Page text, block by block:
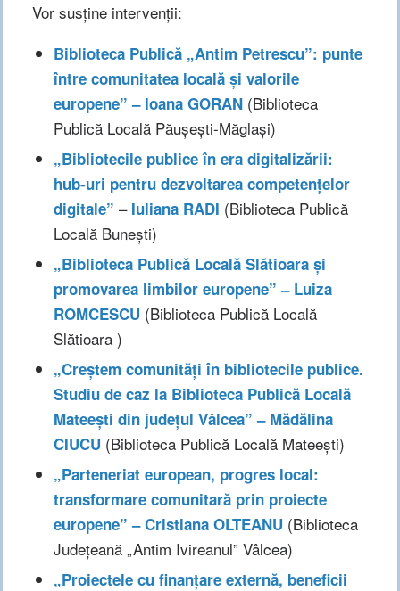
Vor susține intervenții:
Biblioteca Publică „Antim Petrescu”: punte
între comunitatea locală și valorile
europene” – Ioana GORAN (Biblioteca
Publică Locală Păușești-Măglași)
„Bibliotecile publice în era digitalizării:
hub-uri pentru dezvoltarea competențelor
digitale” – Iuliana RADI (Biblioteca Publică
Locală Bunești)
„Biblioteca Publică Locală Slătioara și
promovarea limbilor europene” – Luiza
ROMCESCU (Biblioteca Publică Locală
Slătioara )
„Creștem comunități în bibliotecile publice.
Studiu de caz la Biblioteca Publică Locală
Mateești din județul Vâlcea” – Mădălina
CIUCU (Biblioteca Publică Locală Mateești)
„Parteneriat european, progres local:
transformare comunitară prin proiecte
europene” – Cristiana OLTEANU (Biblioteca
Județeană „Antim Ivireanul” Vâlcea)
„Proiectele cu finanțare externă, beneficii